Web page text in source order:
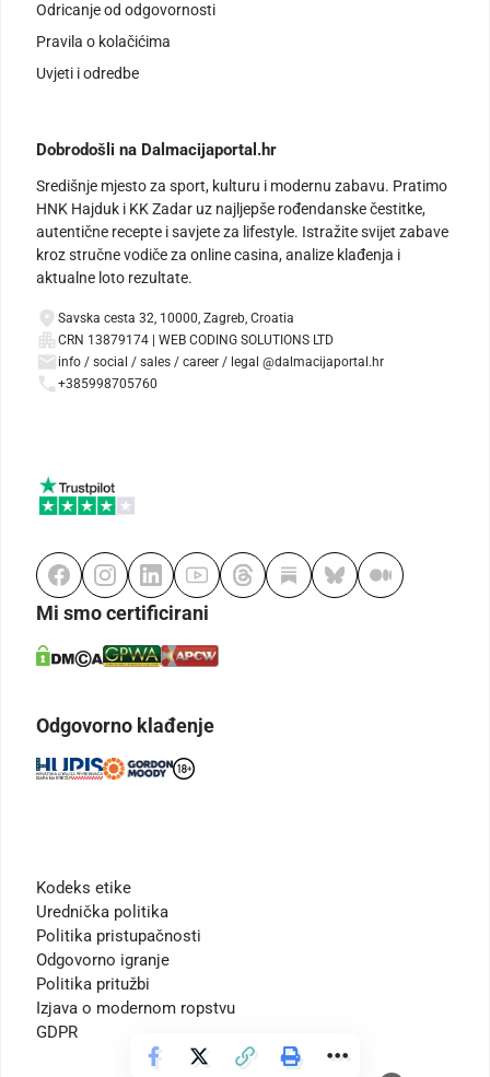
Odricanje od odgovornosti
Pravila o kolačićima
Uvjeti i odredbe
Dobrodošli na Dalmacijaportal.hr
Središnje mjesto za sport, kulturu i modernu zabavu. Pratimo
HNK Hajduk i KK Zadar uz najljepše rođendanske čestitke,
autentične recepte i savjete za lifestyle. Istražite svijet zabave
kroz stručne vodiče za online casina, analize klađenja i
aktualne loto rezultate.
Savska cesta 32, 10000, Zagreb, Croatia
CRN 13879174 | WEB CODING SOLUTIONS LTD
info / social / sales / career / legal @dalmacijaportal.hr
+385998705760
Mi smo certificirani
Odgovorno klađenje
Kodeks etike
Urednička politika
Politika pristupačnosti
Odgovorno igranje
Politika pritužbi
Izjava o modernom ropstvu
GDPR